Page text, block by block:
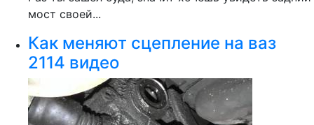
мост своей...
Как меняют сцепление на ваз
2114 видео